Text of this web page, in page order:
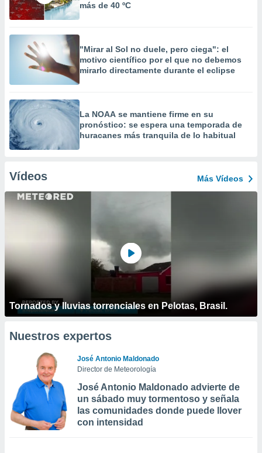
más de 40 ºC
"Mirar al Sol no duele, pero ciega": el
motivo científico por el que no debemos
mirarlo directamente durante el eclipse
La NOAA se mantiene firme en su
pronóstico: se espera una temporada de
huracanes más tranquila de lo habitual
Vídeos Más Vídeos
Tornados y lluvias torrenciales en Pelotas, Brasil.
Nuestros expertos
José Antonio Maldonado
Director de Meteorología
José Antonio Maldonado advierte de
un sábado muy tormentoso y señala
las comunidades donde puede llover
con intensidad